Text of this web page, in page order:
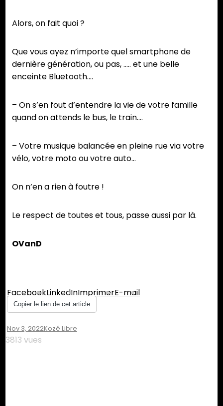
Alors, on fait quoi ?
Que vous ayez n’importe quel smartphone de
dernière génération, ou pas, ….. et une belle
enceinte Bluetooth….
– On s’en fout d’entendre la vie de votre famille
quand on attends le bus, le train….
– Votre musique balancée en pleine rue via votre
vélo, votre moto ou votre auto…
On n’en a rien à foutre !
Le respect de toutes et tous, passe aussi par là.
OVanD
FacebookLinkedInImprimerE-mail
Copier le lien de cet article
Nov 3, 2022Kozé Libre
3813 vues